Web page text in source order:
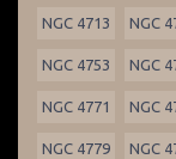
NGC 4713 NGC
NGC 4753 NGC
NGC 4771 NGC
NGC 4779 NGC